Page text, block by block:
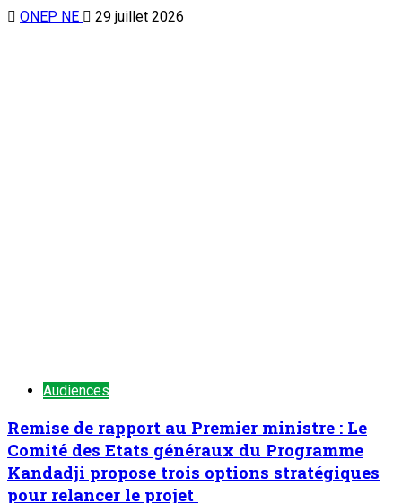
ONEP NE 29 juillet 2026
Audiences
Remise de rapport au Premier ministre : Le
Comité des Etats généraux du Programme
Kandadji propose trois options stratégiques
pour relancer le projet